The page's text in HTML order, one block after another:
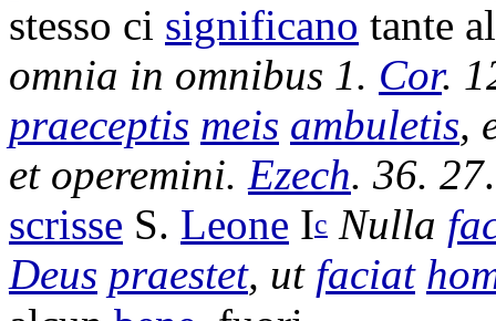
stesso ci significano tante
omnia in omnibus 1. Cor.
praeceptis meis ambuletis,
et operemini. Ezech. 36. 27
scrisse S. Leone Ic Nulla
Deus praestet, ut faciat